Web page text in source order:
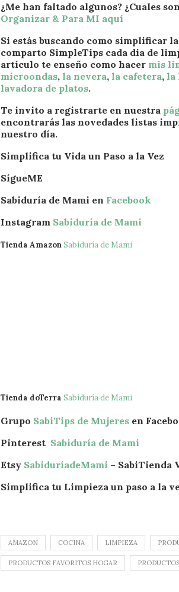
¿Me han faltado algunos? ¿Cuales
Organizar & Para MI aquí
Si estás buscando como simplificar
comparto SimpleTips cada dia de
artículo te enseño como hacer mis
microondas, la nevera, la cafetera, la
lavadora de platos.
Te invito a registrarte en nuestra
encontrarás las novedades listas
nuestro día.
Simplifica tu Vida un Paso a la Vez
SígueME
Sabiduría de Mami en Facebook
Instagram Sabiduría de Mami
Tienda AmazonSabiduría de Mami
Tienda doTerra Sabiduría de Mami
Grupo SabiTips de Mujeres en
Pinterest Sabiduría de Mami
Etsy SabiduríadeMami – SabiTienda
Simplifica tu Limpieza un paso a la
AMAZON COCINA LIMPIEZA
PRODUCTOS FAVORITOS HOGAR